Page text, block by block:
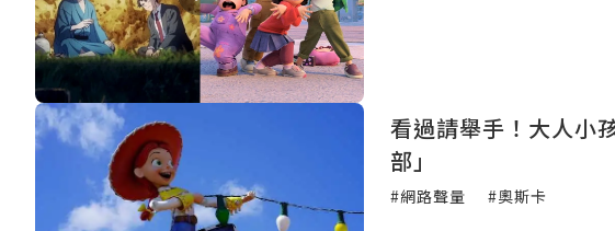
看過請舉手！大人小
部」
#網路聲量 #奧斯卡